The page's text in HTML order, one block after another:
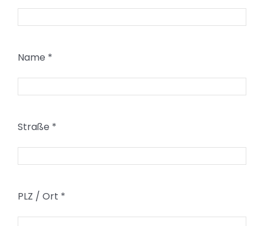
Name *
Straße *
PLZ / Ort *